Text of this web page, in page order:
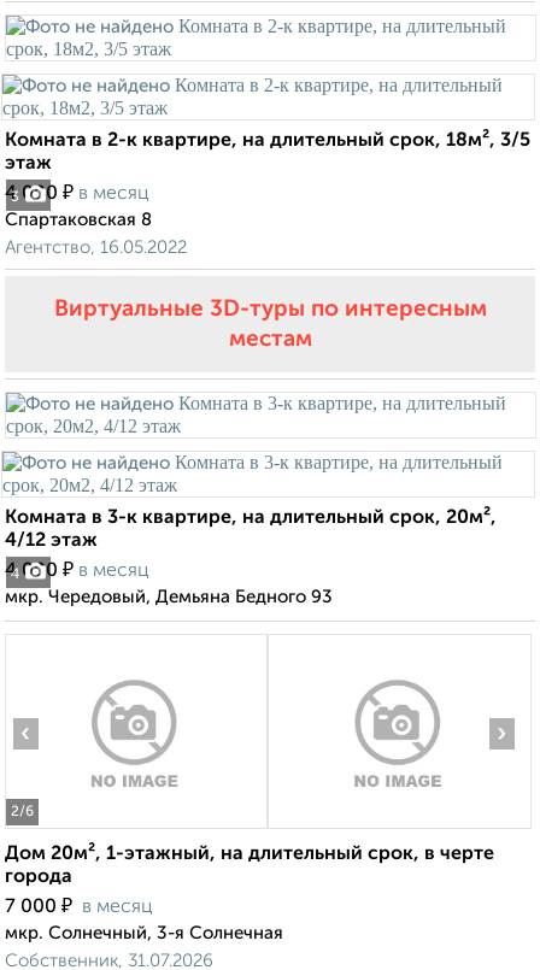
3
Комната в 2-к квартире, на длительный срок, 18м², 3/5
этаж
4 000 ₽ в месяц
Спартаковская 8
Агентство, 16.05.2022
Виртуальные 3D-туры по интересным
местам
4
Комната в 3-к квартире, на длительный срок, 20м²,
4/12 этаж
4 000 ₽ в месяц
мкр. Чередовый, Демьяна Бедного 93
2/6
‹ ›
Дом 20м², 1-этажный, на длительный срок, в черте
города
7 000 ₽ в месяц
мкр. Солнечный, 3-я Солнечная
Собственник, 31.07.2026